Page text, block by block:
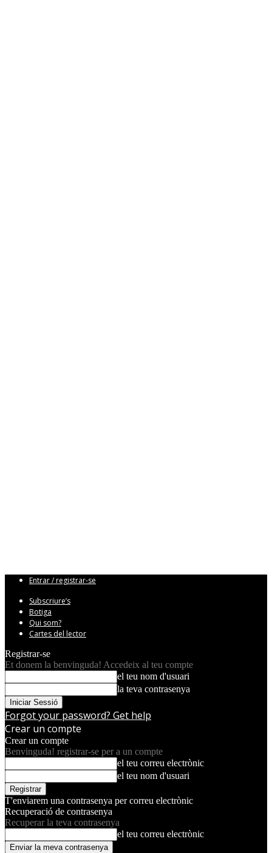
Entrar / registrar-se
Subscriure’s
Botiga
Qui som?
Cartes del lector
Registrar-se
Et donem la benvinguda! Accedeix al teu compte
el teu nom d'usuari
la teva contrasenya
Forgot your password? Get help
Crear un compte
Crear un compte
Benvinguda! registrar-se per a un compte
el teu correu electrònic
el teu nom d'usuari
T'enviarem una contrasenya per correu electrònic
Recuperació de contrasenya
Recuperar la teva contrasenya
el teu correu electrònic